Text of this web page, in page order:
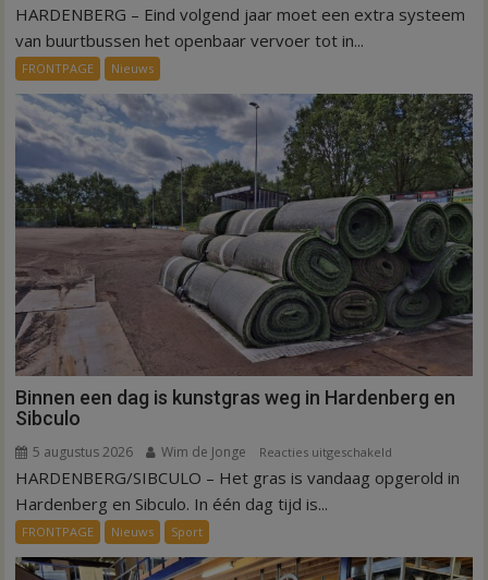
Nieuw
alle
kernen
Hardenberg
HARDENBERG – Eind volgend jaar moet een extra systeem
van buurtbussen het openbaar vervoer tot in...
FRONTPAGE Nieuws
Binnen een dag is kunstgras weg in Hardenberg en
Sibculo
5 augustus 2026 Wim de Jonge Reacties uitgeschakeld
Binnen
kunstgras
HARDENBERG/SIBCULO – Het gras is vandaag opgerold in
Hardenberg en Sibculo. In één dag tijd is...
FRONTPAGE Nieuws Sport